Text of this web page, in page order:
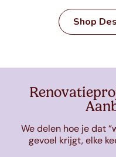
Shop
We delen hoe je dat
gevoel krijgt, elke